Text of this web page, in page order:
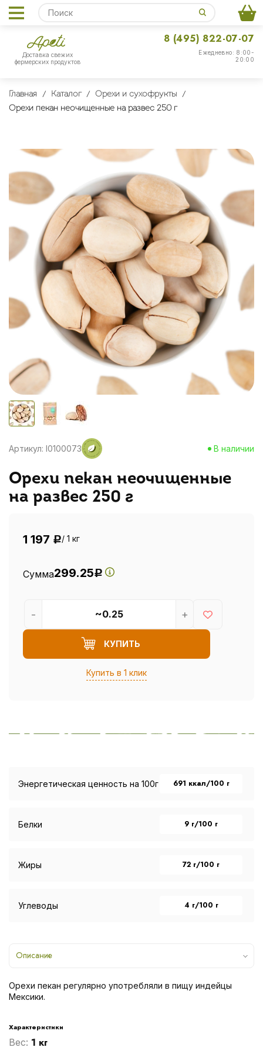
Доставка свежих
фермерских продуктов
Ежедневно: 8:00-
20:00
8 (495) 822-07-07
Главная Каталог
Орехи и сухофрукты
Орехи пекан неочищенные на развес 250 г
Артикул: I0100073 В наличии
Орехи пекан неочищенные
на развес 250 г
1 197 Р/ 1 кг
Сумма299.25Р
КУПИТЬ
Купить в 1 клик
- +
Энергетическая ценность на 100г 691 ккал/100 г
Белки 9 г/100 г
Жиры 72 г/100 г
Углеводы 4 г/100 г
Описание
Орехи пекан регулярно употребляли в пищу индейцы
Мексики.
Характеристики
Вес: 1 кг